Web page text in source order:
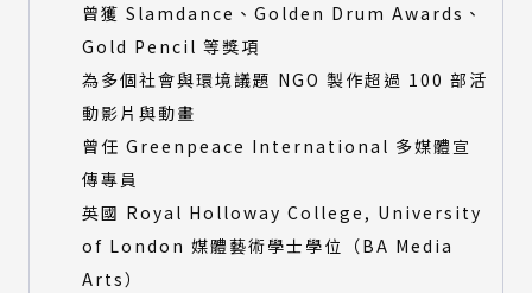
曾獲 Slamdance、Golden Drum Awards、
Gold Pencil 等獎項
為多個社會與環境議題 NGO 製作超過 100 部活
動影片與動畫
曾任 Greenpeace International 多媒體宣
傳專員
英國 Royal Holloway College, University
of London 媒體藝術學士學位（BA Media
Arts）